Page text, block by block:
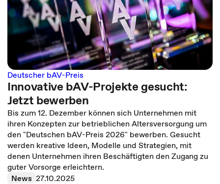
Deutscher bAV-Preis
Innovative bAV-Projekte gesucht:
Jetzt bewerben
Bis zum 12. Dezember können sich Unternehmen mit
ihren Konzepten zur betrieblichen Altersversorgung um
den "Deutschen bAV-Preis 2026" bewerben. Gesucht
werden kreative Ideen, Modelle und Strategien, mit
denen Unternehmen ihren Beschäftigten den Zugang zu
guter Vorsorge erleichtern.
News 27.10.2025